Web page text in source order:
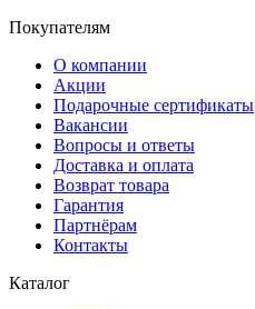
Покупателям
О компании
Акции
Подарочные сертификаты
Вакансии
Вопросы и ответы
Доставка и оплата
Возврат товара
Гарантия
Партнёрам
Контакты
Каталог